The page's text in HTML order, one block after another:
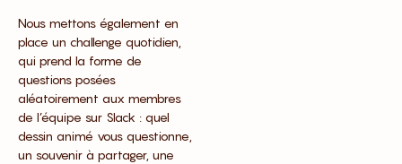
Nous mettons également en
place un challenge quotidien,
qui prend la forme de
questions posées
aléatoirement aux membres
de l’équipe sur Slack : quel
dessin animé vous questionne,
un souvenir à partager, une